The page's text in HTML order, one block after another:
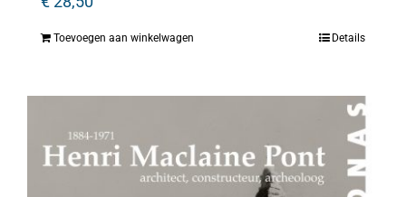
Toevoegen aan winkelwagen Details